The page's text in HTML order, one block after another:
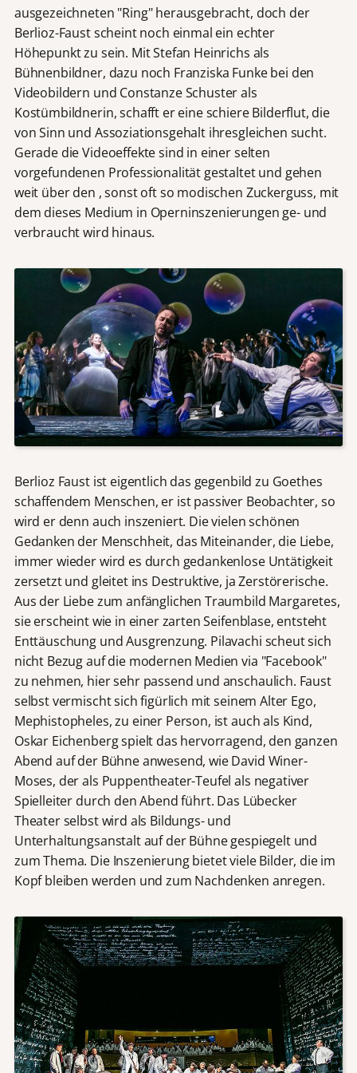
ausgezeichneten "Ring" herausgebracht, doch der
Berlioz-Faust scheint noch einmal ein echter
Höhepunkt zu sein. Mit Stefan Heinrichs als
Bühnenbildner, dazu noch Franziska Funke bei den
Videobildern und Constanze Schuster als
Kostümbildnerin, schafft er eine schiere Bilderflut, die
von Sinn und Assoziationsgehalt ihresgleichen sucht.
Gerade die Videoeffekte sind in einer selten
vorgefundenen Professionalität gestaltet und gehen
weit über den , sonst oft so modischen Zuckerguss, mit
dem dieses Medium in Operninszenierungen ge- und
verbraucht wird hinaus.
Berlioz Faust ist eigentlich das gegenbild zu Goethes
schaffendem Menschen, er ist passiver Beobachter, so
wird er denn auch inszeniert. Die vielen schönen
Gedanken der Menschheit, das Miteinander, die Liebe,
immer wieder wird es durch gedankenlose Untätigkeit
zersetzt und gleitet ins Destruktive, ja Zerstörerische.
Aus der Liebe zum anfänglichen Traumbild Margaretes,
sie erscheint wie in einer zarten Seifenblase, entsteht
Enttäuschung und Ausgrenzung. Pilavachi scheut sich
nicht Bezug auf die modernen Medien via "Facebook"
zu nehmen, hier sehr passend und anschaulich. Faust
selbst vermischt sich figürlich mit seinem Alter Ego,
Mephistopheles, zu einer Person, ist auch als Kind,
Oskar Eichenberg spielt das hervorragend, den ganzen
Abend auf der Bühne anwesend, wie David Winer-
Moses, der als Puppentheater-Teufel als negativer
Spielleiter durch den Abend führt. Das Lübecker
Theater selbst wird als Bildungs- und
Unterhaltungsanstalt auf der Bühne gespiegelt und
zum Thema. Die Inszenierung bietet viele Bilder, die im
Kopf bleiben werden und zum Nachdenken anregen.